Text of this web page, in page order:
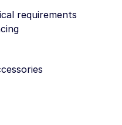
requirements